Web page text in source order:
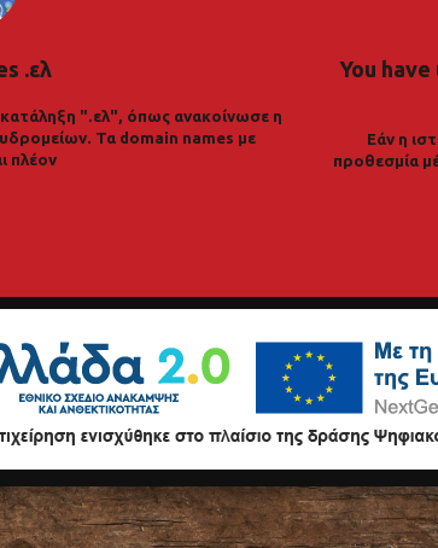
.ελ
".ελ", όπως ανακοίνωσε η
Τα domain names με
πλέον
You
Εάν η
προθεσμία